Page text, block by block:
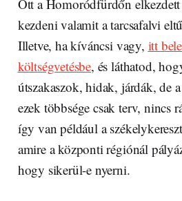
Ott a Homoródfürdőn
kezdeni valamit a tarcsafalvi
Illetve, ha kíváncsi vagy, itt
költségvetésbe, és láthatod,
útszakaszok, hidak, járdák, de
ezek többsége csak terv, nincs
így van például a
amire a központi régiónál
hogy sikerül-e nyerni.